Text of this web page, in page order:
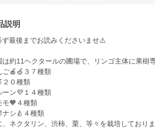
説明
最後までお読みくださいませ⚠️
は約11ヘクタールの圃場で、リンゴ主体に果樹
ご🍎🍏３７種類
２０種類
ーン💜１４種類
モ🧡４種類
ナシ🍐４種類
、ネクタリン、渋柿、栗、等々を栽培しておりま